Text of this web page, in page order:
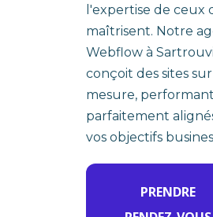
l'expertise de ceux
maîtrisent. Notre
Webflow à
conçoit des sites
mesure,
parfaitement
vos objectifs
PRENDRE